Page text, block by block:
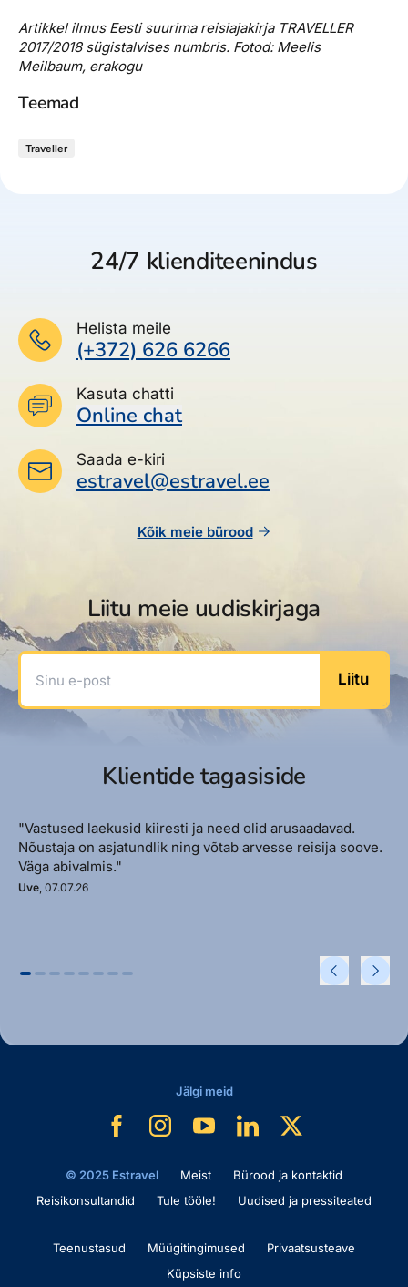
Artikkel ilmus Eesti suurima reisiajakirja TRAVELLER
2017/2018 sügistalvises numbris. Fotod: Meelis
Meilbaum, erakogu
Teemad
Traveller
24/7 klienditeenindus
Helista meile
(+372) 626 6266
Kasuta chatti
Online chat
Saada e-kiri
estravel@estravel.ee
Kõik meie bürood
Liitu meie uudiskirjaga
Sinu e-post
Liitu
Klientide tagasiside
"Vastused laekusid kiiresti ja need olid arusaadavad.
Nõustaja on asjatundlik ning võtab arvesse reisija soove.
Väga abivalmis."
Uve , 07.07.26
© 2025 Estravel Meist
Bürood ja kontaktid
Reisikonsultandid
Tule tööle! Uudised ja pressiteated
Teenustasud Müügitingimused
Privaatsusteave
Küpsiste info
Jälgi meid